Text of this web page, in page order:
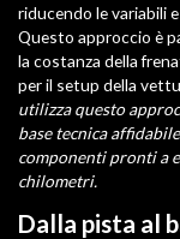
riducendo le variabili
Questo approccio è
la costanza della
per il setup della
utilizza questo
base tecnica
componenti pronti a
chilometri.
Dalla pista al